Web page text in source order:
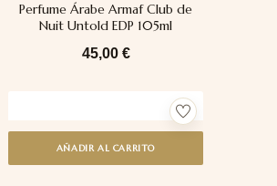
Perfume Árabe Armaf Club de
Nuit Untold EDP 105ml
45,00 €
AÑADIR AL CARRITO